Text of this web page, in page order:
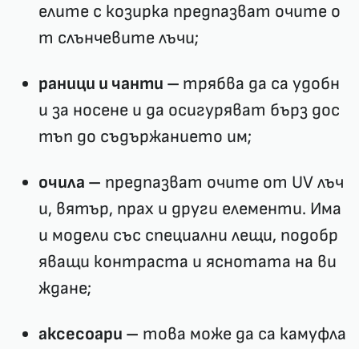
елите с козирка предпазват очите о
т слънчевите лъчи;
раници и чанти – трябва да са удобн
и за носене и да осигуряват бърз дос
тъп до съдържанието им;
очила – предпазват очите от UV лъч
и, вятър, прах и други елементи. Има
и модели със специални лещи, подобр
яващи контраста и яснотата на ви
ждане;
аксесоари – това може да са камуфла